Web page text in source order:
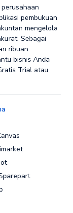
pembukuan
mengelola
Sebagai
ribuan
bisnis Anda
Trial atau